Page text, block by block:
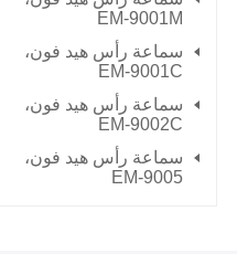
EM-9001M
سماعة رأس هيد فون،
EM-9001C
سماعة رأس هيد فون،
EM-9002C
سماعة رأس هيد فون،
EM-9005